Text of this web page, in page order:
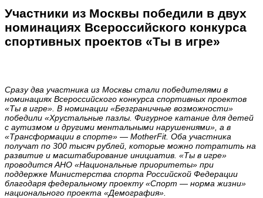
Участники из Москвы победили в двух
номинациях Всероссийского конкурса
спортивных проектов «Ты в игре»
Сразу два участника из Москвы стали победителями в
номинациях Всероссийского конкурса спортивных проектов
«Ты в игре». В номинации «Безграничные возможности»
победили «Хрустальные пазлы. Фигурное катание для детей
с аутизмом и другими ментальными нарушениями», а в
«Трансформации в спорте» — MotherFit. Оба участника
получат по 300 тысяч рублей, которые можно потратить на
развитие и масштабирование инициатив. «Ты в игре»
проводится АНО «Национальные приоритеты» при
поддержке Министерства спорта Российской Федерации
благодаря федеральному проекту «Спорт — норма жизни»
национального проекта «Демография».